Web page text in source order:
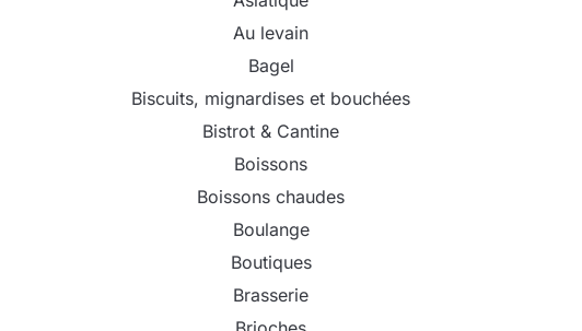
Au levain
Bagel
Biscuits, mignardises et bouchées
Bistrot & Cantine
Boissons
Boissons chaudes
Boulange
Boutiques
Brasserie